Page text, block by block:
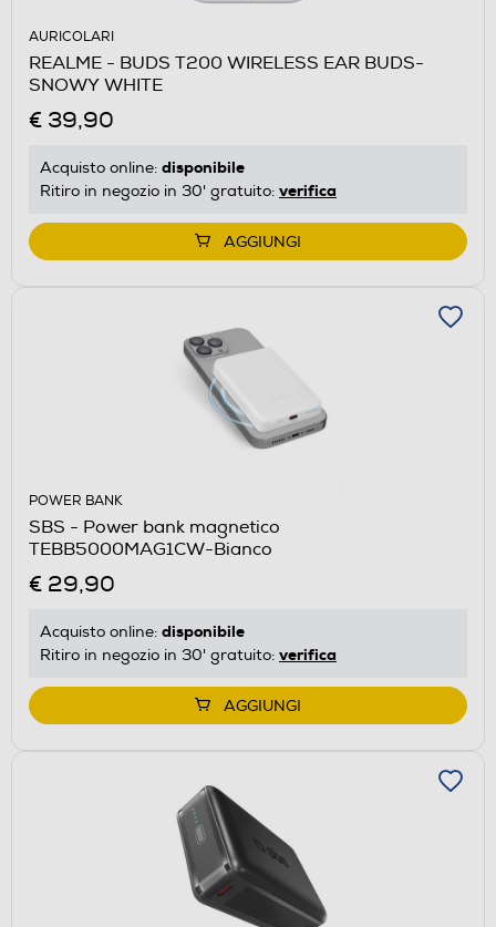
AURICOLARI
REALME - BUDS T200 WIRELESS EAR BUDS-
SNOWY WHITE
€ 39,90
Acquisto online: disponibile
Ritiro in negozio in 30' gratuito: verifica
AGGIUNGI
POWER BANK
SBS - Power bank magnetico
TEBB5000MAG1CW-Bianco
€ 29,90
Acquisto online: disponibile
Ritiro in negozio in 30' gratuito: verifica
AGGIUNGI